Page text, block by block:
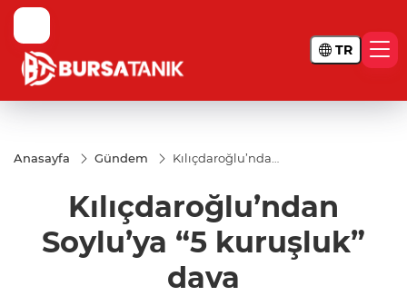
TR
Anasayfa Gündem
Kılıçdaroğlu’ndan
Kılıçdaroğlu’ndan
Soylu’ya “5 kuruşluk”
dava